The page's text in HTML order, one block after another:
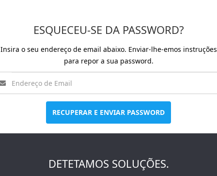
ESQUECEU-SE DA PASSWORD?
Insira o seu endereço de email abaixo. Enviar-lhe-emos instruções
para repor a sua password.
RECUPERAR E ENVIAR PASSWORD
DETETAMOS SOLUÇÕES.